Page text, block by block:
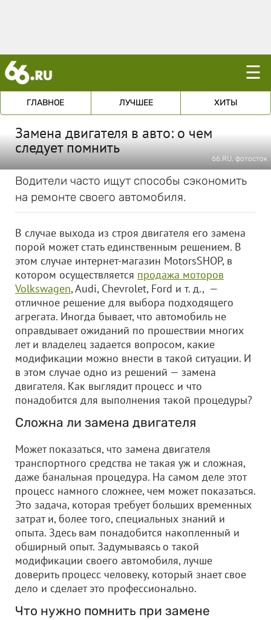
☰
ГЛАВНОЕ ЛУЧШЕЕ ХИТЫ
Замена двигателя в авто: о чем
следует помнить
66.RU, фотосток
Водители часто ищут способы сэкономить
на ремонте своего автомобиля.
В случае выхода из строя двигателя его замена
порой может стать единственным решением. В
этом случае интернет-магазин MotorsSHOP, в
котором осуществляется продажа моторов
Volkswagen, Audi, Chevrolet, Ford и т. д., —
отличное решение для выбора подходящего
агрегата. Иногда бывает, что автомобиль не
оправдывает ожиданий по прошествии многих
лет и владелец задается вопросом, какие
модификации можно внести в такой ситуации. И
в этом случае одно из решений — замена
двигателя. Как выглядит процесс и что
понадобится для выполнения такой процедуры?
Сложна ли замена двигателя
Может показаться, что замена двигателя
транспортного средства не такая уж и сложная,
даже банальная процедура. На самом деле этот
процесс намного сложнее, чем может показаться.
Это задача, которая требует больших временных
затрат и, более того, специальных знаний и
опыта. Здесь вам понадобится накопленный и
обширный опыт. Задумываясь о такой
модификации своего автомобиля, лучше
доверить процесс человеку, который знает свое
дело и сделает это профессионально.
Что нужно помнить при замене